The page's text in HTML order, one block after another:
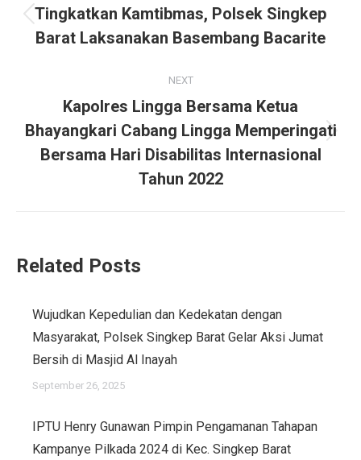
navigation
Previous
post:
Tingkatkan Kamtibmas, Polsek Singkep
Barat Laksanakan Basembang Bacarite
NEXT
Next
post:
Kapolres Lingga Bersama Ketua
Bhayangkari Cabang Lingga Memperingati
Bersama Hari Disabilitas Internasional
Tahun 2022
Related Posts
Wujudkan Kepedulian dan Kedekatan dengan
Masyarakat, Polsek Singkep Barat Gelar Aksi Jumat
Bersih di Masjid Al Inayah
September 26, 2025
IPTU Henry Gunawan Pimpin Pengamanan Tahapan
Kampanye Pilkada 2024 di Kec. Singkep Barat